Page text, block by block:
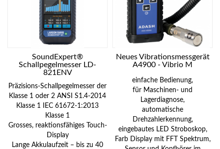
SoundExpert®
Schallpegelmesser LD-
821ENV
Präzisions-Schallpegelmesser der
Klasse 1 oder 2 ANSI S1.4-2014
Klasse 1 IEC 61672-1:2013
Klasse 1
Grosses, reaktionsfähiges Touch-
Display
Lange Akkulaufzeit – bis zu 40
Neues Vibrationsmessgerät
A4900 - Vibrio M
einfache Bedienung,
für Maschinen- und
Lagerdiagnose,
automatische
Drehzahlerkennung,
eingebautes LED Stroboskop,
Farb Display mit FFT Spektrum,